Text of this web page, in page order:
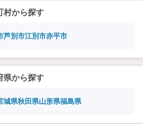
村から探す
芦別市江別市赤平市
県から探す
城県秋田県山形県福島県